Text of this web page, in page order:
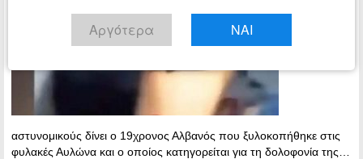
αστυνομικούς δίνει ο 19χρονος Αλβανός που ξυλοκοπήθηκε στις
φυλακές Αυλώνα και ο οποίος κατηγορείται για τη δολοφονία της…
Αργότερα ΝΑΙ